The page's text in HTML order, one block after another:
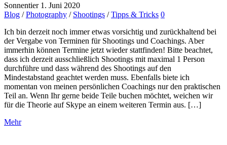
Sonnentier 1. Juni 2020
Blog /Photography / Shootings /Tipps & Tricks 0
Ich bin derzeit noch immer etwas vorsichtig und zurückhaltend bei
der Vergabe von Terminen für Shootings und Coachings. Aber
immerhin können Termine jetzt wieder stattfinden! Bitte beachtet,
dass ich derzeit ausschließlich Shootings mit maximal 1 Person
durchführe und dass während des Shootings auf den
Mindestabstand geachtet werden muss. Ebenfalls biete ich
momentan von meinen persönlichen Coachings nur den praktischen
Teil an. Wenn Ihr gerne beide Teile buchen möchtet, weichen wir
für die Theorie auf Skype an einem weiteren Termin aus. […]
Mehr